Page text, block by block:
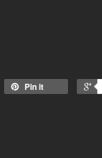
Pin it